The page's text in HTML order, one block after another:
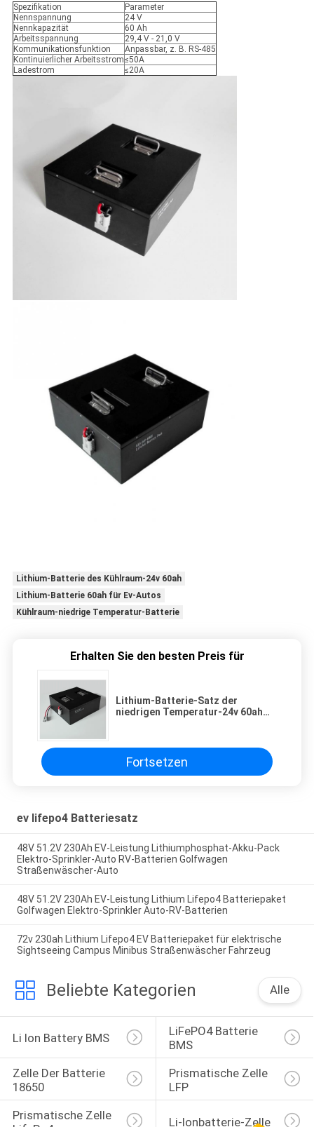
Spezifikation
Parameter
Nennspannung
24 V
Nennkapazität
60 Ah
Arbeitsspannung
29,4 V - 21,0 V
Kommunikationsfunktion
Anpassbar, z. B. RS-485
Kontinuierlicher Arbeitsstrom≤50A
Ladestrom
≤20A
Lithium-Batterie des Kühlraum-24v 60ah
Lithium-Batterie 60ah für Ev-Autos
Kühlraum-niedrige Temperatur-Batterie
Erhalten Sie den besten Preis für
Lithium-Batterie-Satz der
niedrigen Temperatur-24v 60ah
Fortsetzen
ev lifepo4 Batteriesatz
48V 51.2V 230Ah EV-Leistung Lithiumphosphat-Akku-Pack
Elektro-Sprinkler-Auto RV-Batterien Golfwagen
Straßenwäscher-Auto
48V 51.2V 230Ah EV-Leistung Lithium Lifepo4 Batteriepaket
Golfwagen Elektro-Sprinkler Auto-RV-Batterien
72v 230ah Lithium Lifepo4 EV Batteriepaket für elektrische
Sightseeing Campus Minibus Straßenwäscher Fahrzeug
Beliebte Kategorien Alle
Li Ion Battery BMS
LiFePO4 Batterie
BMS
Zelle Der Batterie
18650
Prismatische Zelle
LFP
Prismatische Zelle
Li-Ionbatterie-Zelle